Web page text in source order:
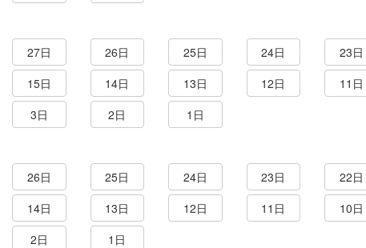
27日 26日 25日 24日 23日
15日 14日 13日 12日 11日
3日 2日 1日
26日 25日 24日 23日 22日
14日 13日 12日 11日 10日
2日 1日